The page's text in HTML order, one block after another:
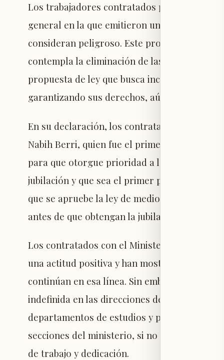
Los trabajadores contratados por el
general en la que emitieron un comunicado
consideran peligroso. Este proyecto, que
contempla la eliminación de las direcciones
propuesta de ley que busca incluir a los
garantizando sus derechos, aún no ha sido
En su declaración, los contratados hacen un
Nabih Berri, quien fue el primero en
para que otorgue prioridad a la aprobación
jubilación y que sea el primer punto en la
que se apruebe la ley de medios y que, con
antes de que obtengan la jubilación por la
Los contratados con el Ministerio de
una actitud positiva y han mostrado
continúan en esa línea. Sin embargo,
indefinida en las direcciones de la "Agencia
departamentos de estudios y publicaciones
secciones del ministerio, si no reciben lo
de trabajo y dedicación.